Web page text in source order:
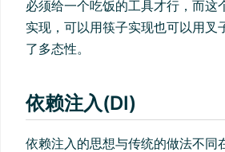
必须给一个吃饭的工具才行，而这
实现，可以用筷子实现也可以用叉
了多态性。
依赖注入(DI)
依赖注入的思想与传统的做法不同